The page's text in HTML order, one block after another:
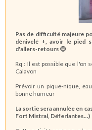
Pas de difficulté majeure
dénivelé +, avoir le pied
d'allers-retours 😊
Rq : Il est possible que l'on
Calavon
Prévoir un pique-nique,
bonne humeur
La sortie sera annulée en
Fort Mistral, Déferlantes…)